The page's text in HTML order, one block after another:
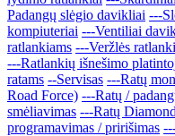
Padangų slėgio davikliai ---
kompiuteriai ---Ventiliai
ratlankiams ---Veržlės
---Ratlankių išnešimo
ratams --Servisas ---Ratų
Road Force) ---Ratų /
smėliavimas ---Ratų
programavimas / pririšimas